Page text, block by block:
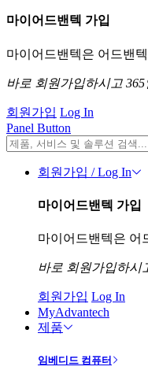
마이어드밴텍 가입
마이어드밴텍은 어드밴
바로 회원가입하시고
회원가입 Log In
Panel Button
회원가입 / Log In
마이어드밴텍 가입
마이어드밴텍은 어
바로 회원가입하시
회원가입 Log In
MyAdvantech
제품
임베디드 컴퓨터